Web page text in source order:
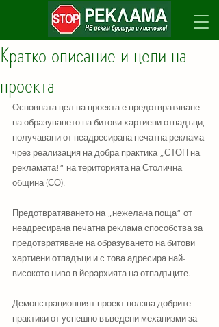
Кратко описание и цели на
проекта
Основната цел на проекта е предотвратяване
на образуването на битови хартиени отпадъци,
получавани от неадресирана печатна реклама
чрез реализация на добра практика „СТОП на
рекламата!“ на територията на Столична
община (СО).
Предотвратяването на „нежелана поща“ от
неадресирана печатна реклама способства за
предотвратяване на образуването на битови
хартиени отпадъци и с това адресира най-
високото ниво в йерархията на отпадъците.
Демонстрационният проект ползва добрите
практики от успешно въведени механизми за